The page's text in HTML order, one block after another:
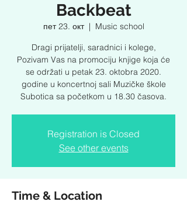
Backbeat
пет 23. окт
  |
Music school
Dragi prijatelji, saradnici i kolege,
Pozivam Vas na promociju knjige koja će
se održati u petak 23. oktobra 2020.
godine u koncertnoj sali Muzičke škole
Subotica sa početkom u 18.30 časova.
Registration is Closed
See other events
Time & Location